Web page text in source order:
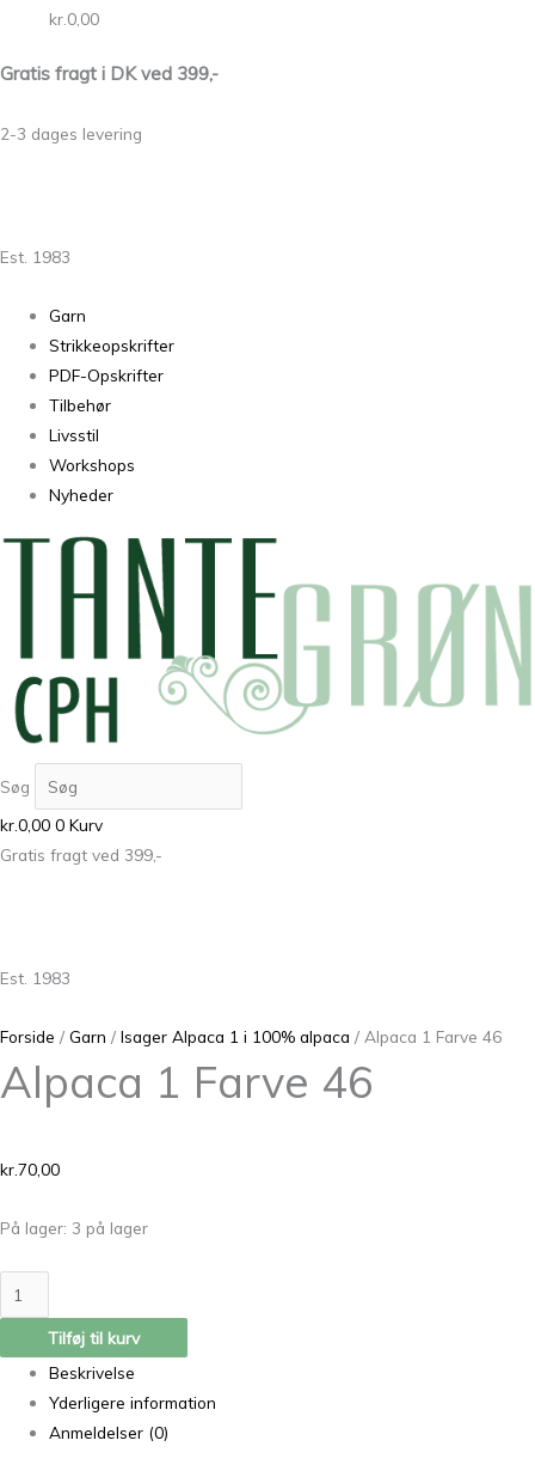
kr. 0,00
Gratis fragt i DK ved 399,-
2-3 dages levering
Est. 1983
Garn
Strikkeopskrifter
PDF-Opskrifter
Tilbehør
Livsstil
Workshops
Nyheder
Søg
kr.0,00 0 Kurv
Gratis fragt ved 399,-
Est. 1983
Forside / Garn / Isager Alpaca 1 i 100% alpaca / Alpaca 1 Farve 46
Alpaca 1 Farve 46
kr.70,00
På lager: 3 på lager
Tilføj til kurv
Beskrivelse
Yderligere information
Anmeldelser (0)